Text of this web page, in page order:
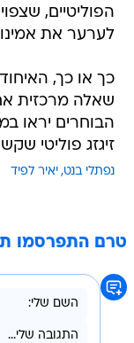
הפוליטיים,
לערער את
כך או כך,
שאלה מרכזית
הבוחרים יראו
זיגזג פוליטי
נפתלי בנט יאיר לפיד
טרם התפרסמו